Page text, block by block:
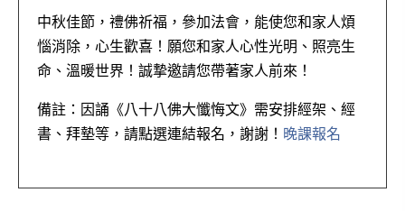
中秋佳節，禮佛祈福，參加法會，能使您和家人煩
惱消除，心生歡喜！願您和家人心性光明、照亮生
命、溫暖世界！誠摯邀請您帶著家人前來！
備註：因誦《八十八佛大懺悔文》需安排經架、經
書、拜墊等，請點選連結報名，謝謝！ 晚課報名